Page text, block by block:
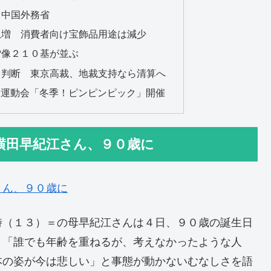
国外務省
消費者向け宝飾品用途は減少
２１０基が並ぶ
断 東京高裁、地裁支持なら清算へ
動会「冬季！ピンピンピック」開催
早紀江さん、９０歳に
、９０歳に
１３）＝の母早紀江さんは４日、９０歳の誕生日
誰でも年齢を重ねるが、考えなかったような人
姿が今は悲しい」と事態が動かないむなしさを語